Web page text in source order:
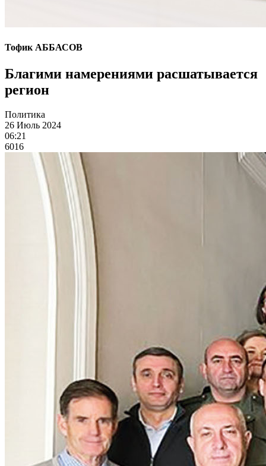
Тофик АББАСОВ
Благими намерениями расшатывается
регион
Политика
26 Июль 2024
06:21
6016